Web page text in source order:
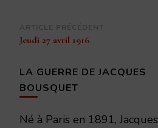
Navigation
d’article
Jeudi 27 avril 1916
LA GUERRE DE JACQUES
BOUSQUET
Né à Paris en 1891, Jacques